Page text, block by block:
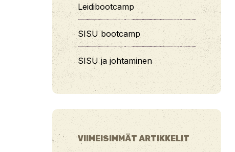
Leidibootcamp
SISU bootcamp
SISU ja johtaminen
VIIMEISIMMÄT ARTIKKELIT